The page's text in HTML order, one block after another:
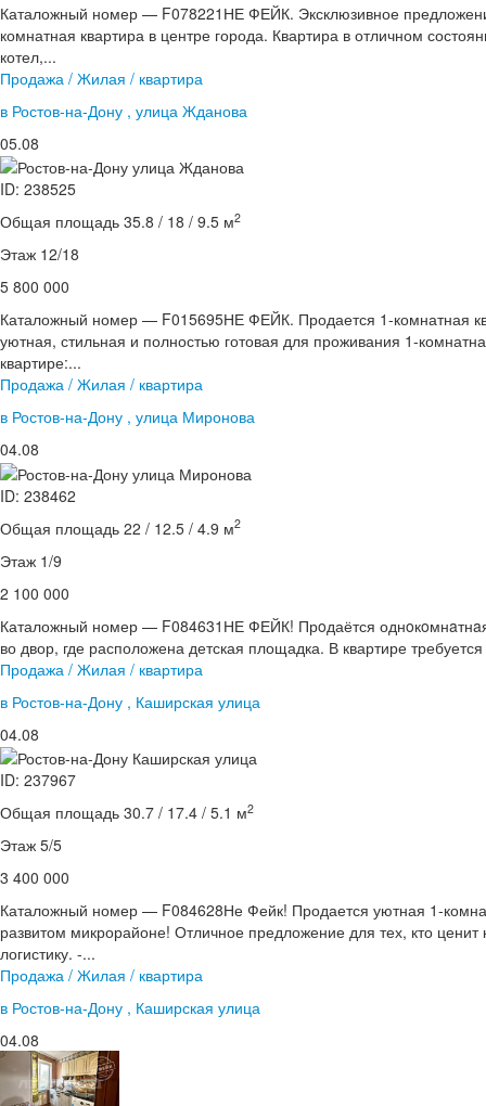
Каталожный номер — F078221НЕ ФЕЙК. Эксклюзивное
комнатная квартира в центре города. Квартира в отличном
котел,...
Продажа / Жилая / квартира
в Ростов-на-Дону , улица Жданова
05.08
ID: 238525
Общая площадь 35.8 / 18 / 9.5 м2
Этаж 12/18
5 800 000
Каталожный номер — F015695НЕ ФЕЙК. Продается 1-комнатная
уютная, стильная и полностью готовая для проживания 1-
квартире:...
Продажа / Жилая / квартира
в Ростов-на-Дону , улица Миронова
04.08
ID: 238462
Общая площадь 22 / 12.5 / 4.9 м2
Этаж 1/9
2 100 000
Каталожный номер — F084631НЕ ФЕЙК! Прoдаётся однoкoмнaтнaя
во двор, где расположена детская площадка. В квартире
Продажа / Жилая / квартира
в Ростов-на-Дону , Каширская улица
04.08
ID: 237967
Общая площадь 30.7 / 17.4 / 5.1 м2
Этаж 5/5
3 400 000
Каталожный номер — F084628Не Фейк! Продается уютная 1-
развитом микрорайоне! Отличное предложение для тех, кто
логистику. -...
Продажа / Жилая / квартира
в Ростов-на-Дону , Каширская улица
04.08